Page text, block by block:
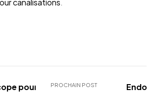
canalisations.
pour
PROCHAIN POST